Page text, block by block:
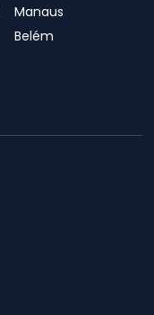
Manaus
Belém